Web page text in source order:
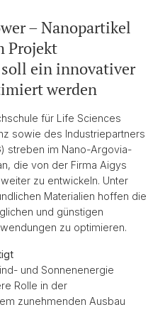
– Nanopartikel
Projekt
soll ein innovativer
werden
für Life Sciences
sowie des Industriepartners
streben im Nano-Argovia-
die von der Firma Aigys
zu entwickeln. Unter
Materialien hoffen die
und günstigen
zu optimieren.
und Sonnenenergie
Rolle in der
zunehmenden Ausbau